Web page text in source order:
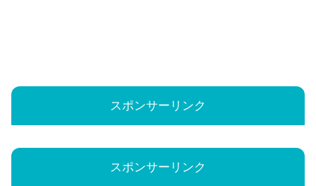
スポンサーリンク
スポンサーリンク